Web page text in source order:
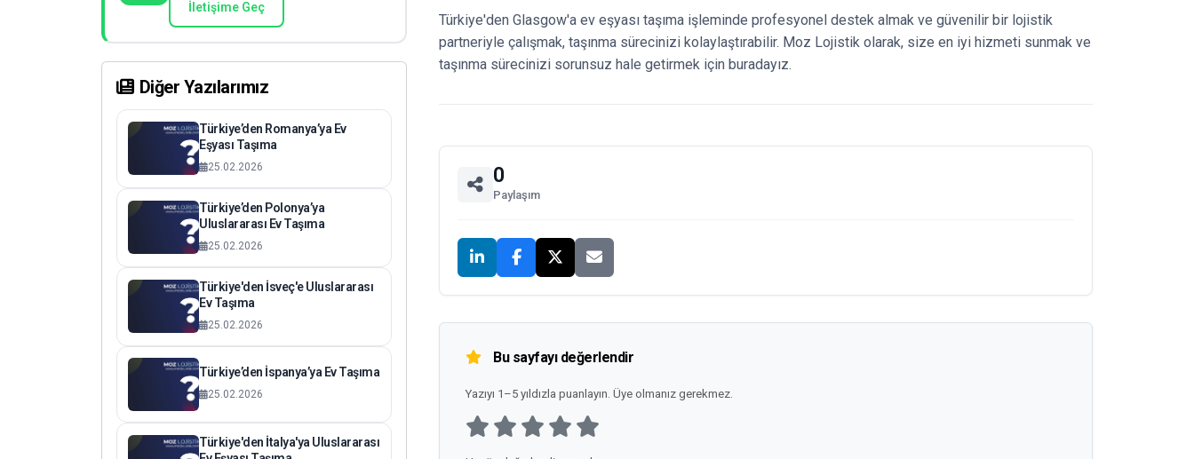
İletişime Geç
Diğer Yazılarımız
Türkiye’den Romanya’ya Ev
Eşyası Taşıma
25.02.2026
Türkiye’den Polonya’ya
Uluslararası Ev Taşıma
25.02.2026
Türkiye'den İsveç'e Uluslararası
Ev Taşıma
25.02.2026
Türkiye’den İspanya’ya Ev Taşıma
25.02.2026
Türkiye'den İtalya'ya Uluslararası
Türkiye'den Glasgow'a ev eşyası taşıma işleminde profesyonel destek almak ve güvenilir bir lojistik
partneriyle çalışmak, taşınma sürecinizi kolaylaştırabilir. Moz Lojistik olarak, size en iyi hizmeti sunmak ve
taşınma sürecinizi sorunsuz hale getirmek için buradayız.
0
Paylaşım
Bu sayfayı değerlendir
Yazıyı 1–5 yıldızla puanlayın. Üye olmanız gerekmez.